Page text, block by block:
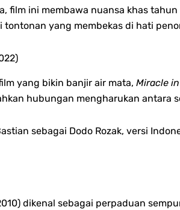
film ini membawa nuansa khas
tontonan yang membekas di hati
yang bikin banjir air mata, Miracle
hubungan mengharukan antara
sebagai Dodo Rozak, versi
dikenal sebagai perpaduan